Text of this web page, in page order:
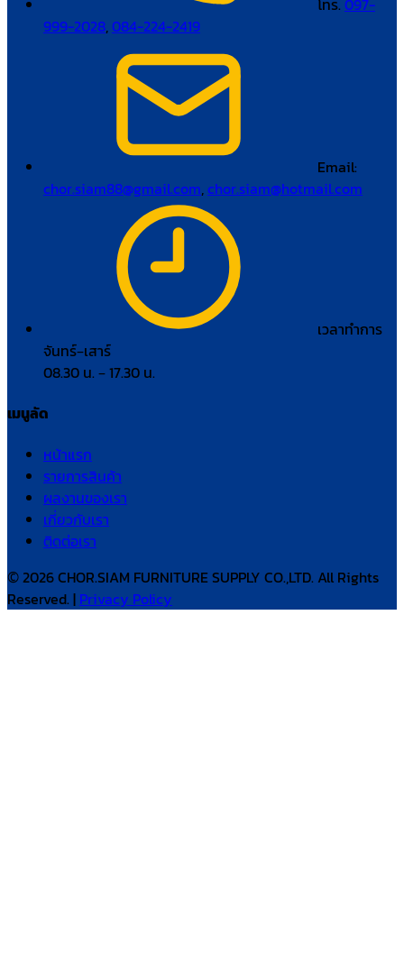
โทร. 097-
999-2028,084-224-2419
Email:
chor.siam88@gmail.com,chor.siam@hotmail.com
เวลาทำการ
จันทร์–เสาร์
08.30 น. – 17.30 น.
เมนูลัด
หน้าแรก
รายการสินค้า
ผลงานของเรา
เกี่ยวกับเรา
ติดต่อเรา
© 2026 CHOR.SIAM FURNITURE SUPPLY CO.,LTD. All Rights
Reserved. | Privacy Policy